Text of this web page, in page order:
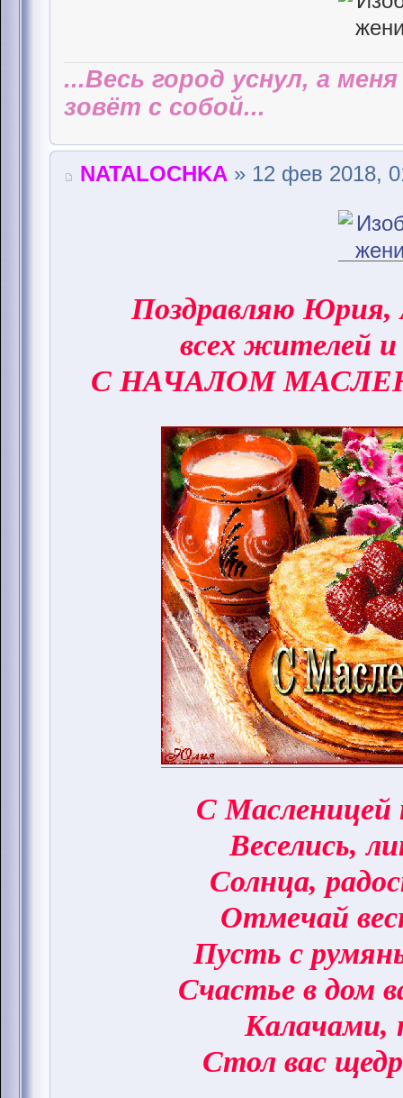
...Весь город уснул, а
зовёт с собой...
NATALOCHKA » 12 фев 2018,
Поздравляю
всех жителей
С НАЧАЛОМ
С Масленицей
Веселись,
Солнца,
Отмечай
Пусть с
Счастье в дом
Калачами,
Стол вас